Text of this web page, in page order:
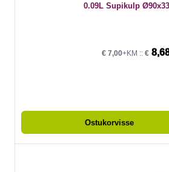
0.09L Supikulp
€7,00+KM :: €
Ostukorvisse